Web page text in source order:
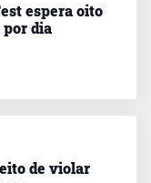
espera oito
dia
de violar